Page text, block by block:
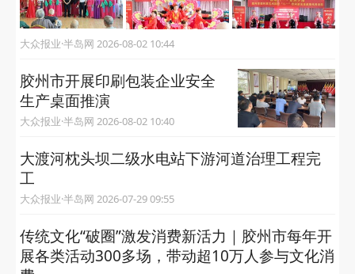
大众报业·半岛网 2026-08-02 10:44
胶州市开展印刷包装企业安全
生产桌面推演
大众报业·半岛网 2026-08-02 10:40
大渡河枕头坝二级水电站下游河道治理工程完
工
大众报业·半岛网 2026-07-29 09:55
传统文化“破圈”激发消费新活力｜胶州市每年开
展各类活动300多场，带动超10万人参与文化消